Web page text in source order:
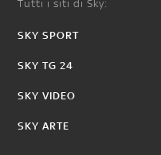
Tutti i siti di Sky:
SKY SPORT
SKY TG 24
SKY VIDEO
SKY ARTE